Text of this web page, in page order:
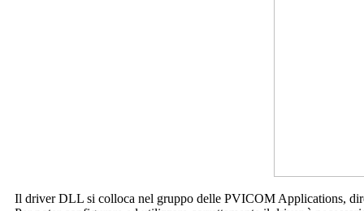
Il driver DLL si colloca nel gruppo delle PVICOM Applications,